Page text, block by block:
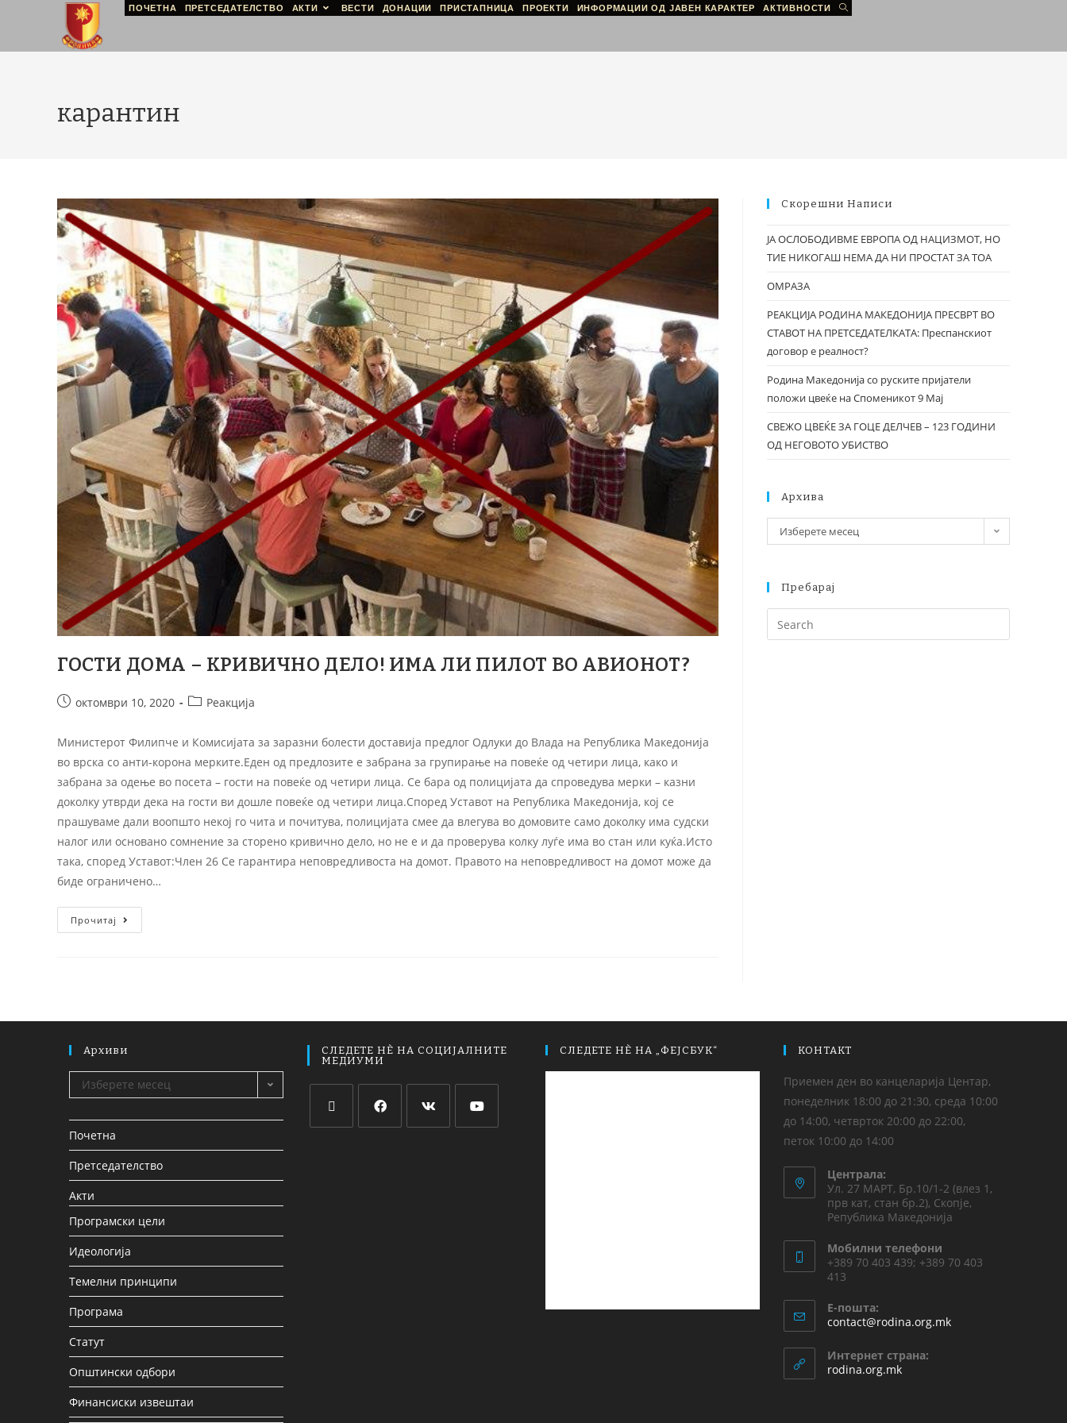
ПОЧЕТНА ПРЕТСЕДАТЕЛСТВО АКТИ ВЕСТИ ДОНАЦИИ ПРИСТАПНИЦА ПРОЕКТИ ИНФОРМАЦИИ ОД ЈАВЕН КАРАКТЕР АКТИВНОСТИ
карантин
ГОСТИ ДОМА – КРИВИЧНО ДЕЛО! ИМА ЛИ ПИЛОТ ВО АВИОНОТ?
октомври 10, 2020 Реакција
Министерот Филипче и Комисијата за заразни болести доставија предлог Одлуки до Влада на Република Македонија
во врска со анти-корона мерките.Еден од предлозите е забрана за групирање на повеќе од четири лица, како и
забрана за одење во посета – гости на повеќе од четири лица. Се бара од полицијата да спроведува мерки – казни
доколку утврди дека на гости ви дошле повеќе од четири лица.Според Уставот на Република Македонија, кој се
прашуваме дали воопшто некој го чита и почитува, полицијата смее да влегува во домовите само доколку има судски
налог или основано сомнение за сторено кривично дело, но не е и да проверува колку луѓе има во стан или куќа.Исто
така, според Уставот:Член 26 Се гарантира неповредливоста на домот. Правото на неповредливост на домот може да
биде ограничено…
Прочитај
Скорешни Написи
ЈА ОСЛОБОДИВМЕ ЕВРОПА ОД НАЦИЗМОТ, НО
ТИЕ НИКОГАШ НЕМА ДА НИ ПРОСТАТ ЗА ТОА
ОМРАЗА
РЕАКЦИЈА РОДИНА МАКЕДОНИЈА ПРЕСВРТ ВО
СТАВОТ НА ПРЕТСЕДАТЕЛКАТА: Преспанскиот
договор е реалност?
Родина Македонија со руските пријатели
положи цвеќе на Споменикот 9 Мај
СВЕЖО ЦВЕЌЕ ЗА ГОЦЕ ДЕЛЧЕВ – 123 ГОДИНИ
ОД НЕГОВОТО УБИСТВО
Архива
Изберете месец
Пребарај
Архиви
Изберете месец
Почетна
Претседателство
Акти
Програмски цели
Идеологија
Темелни принципи
Програма
Статут
Општински одбори
Финансиски извештаи
СЛЕДЕТЕ НЀ НА СОЦИЈАЛНИТЕ
МЕДИУМИ
СЛЕДЕТЕ НЀ НА „ФЕЈСБУК“ КОНТАКТ
Приемен ден во канцеларија Центар,
понеделник 18:00 до 21:30, среда 10:00
до 14:00, четврток 20:00 до 22:00,
петок 10:00 до 14:00
Централа:
Ул. 27 МАРТ, Бр.10/1-2 (влез 1,
прв кат, стан бр.2), Скопје,
Република Македонија
Мобилни телефони
+389 70 403 439; +389 70 403
413
Е-пошта:
contact@rodina.org.mk
Интернет страна:
rodina.org.mk